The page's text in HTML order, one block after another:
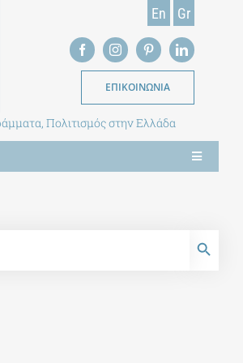
En Gr
ΕΠΙΚΟΙΝΩΝΙΑ
Πολιτισμός στην Ελλάδα
Toggle
Navigation